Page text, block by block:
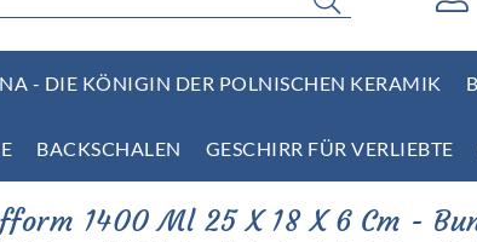
- DIE KÖNIGIN DER POLNISCHEN KERAMIK
BACKSCHALEN GESCHIRR FÜR VERLIEBTE
1400 Ml 25 X 18 X 6 Cm -